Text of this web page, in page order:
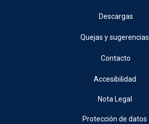
Descargas
Quejas y sugerencias
Contacto
Accesibilidad
Nota Legal
Protección de datos